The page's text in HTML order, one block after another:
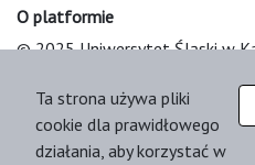
O platformie
© 2025 Uniwersytet Śląski w
Platform & Workflow by OJS/
Ta strona używa pliki
cookie dla prawidłowego
działania, aby korzystać w